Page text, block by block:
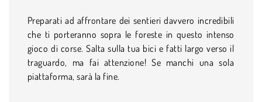
Preparati ad affrontare dei sentieri davvero incredibili
che ti porteranno sopra le foreste in questo intenso
gioco di corse. Salta sulla tua bici e fatti largo verso il
traguardo, ma fai attenzione! Se manchi una sola
piattaforma, sarà la fine.